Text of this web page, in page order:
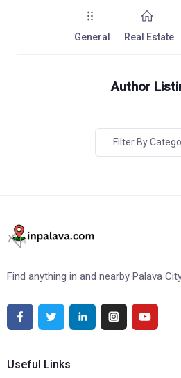
General Real Estate
Author
Filter By
Find anything in and nearby Palava
Useful Links